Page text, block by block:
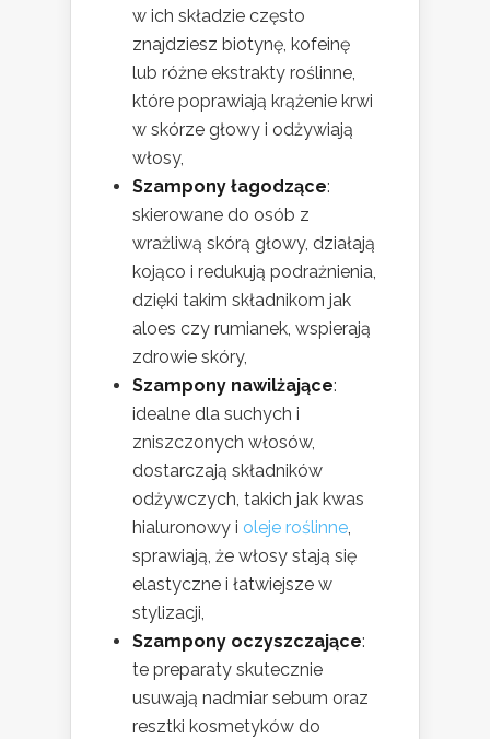
w ich składzie często
znajdziesz biotynę, kofeinę
lub różne ekstrakty roślinne,
które poprawiają krążenie krwi
w skórze głowy i odżywiają
włosy,
Szampony łagodzące:
skierowane do osób z
wrażliwą skórą głowy, działają
kojąco i redukują podrażnienia,
dzięki takim składnikom jak
aloes czy rumianek, wspierają
zdrowie skóry,
Szampony nawilżające:
idealne dla suchych i
zniszczonych włosów,
dostarczają składników
odżywczych, takich jak kwas
hialuronowy i oleje roślinne,
sprawiają, że włosy stają się
elastyczne i łatwiejsze w
stylizacji,
Szampony oczyszczające:
te preparaty skutecznie
usuwają nadmiar sebum oraz
resztki kosmetyków do